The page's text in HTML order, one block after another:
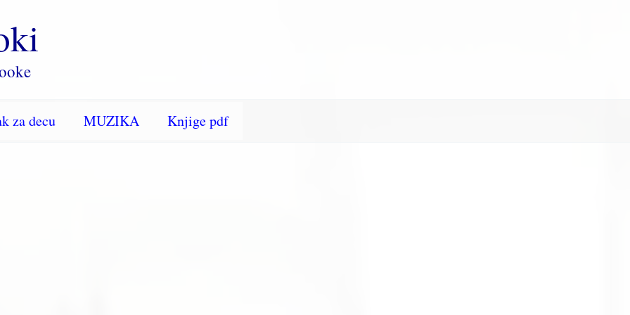
za decu MUZIKA Knjige pdf